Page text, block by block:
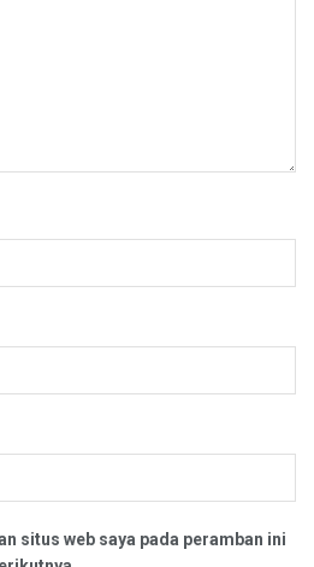
situs web saya pada peramban ini